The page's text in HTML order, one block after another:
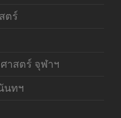
ตร์
าสตร์ จุฬาฯ
นทฯ